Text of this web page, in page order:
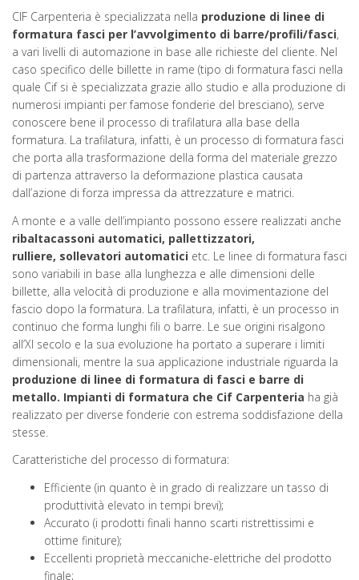
CIF Carpenteria è specializzata nella produzione di linee di
formatura fasci per l’avvolgimento di barre/profili/fasci,
a vari livelli di automazione in base alle richieste del cliente. Nel
caso specifico delle billette in rame (tipo di formatura fasci nella
quale Cif si è specializzata grazie allo studio e alla produzione di
numerosi impianti per famose fonderie del bresciano), serve
conoscere bene il processo di trafilatura alla base della
formatura. La trafilatura, infatti, è un processo di formatura fasci
che porta alla trasformazione della forma del materiale grezzo
di partenza attraverso la deformazione plastica causata
dall’azione di forza impressa da attrezzature e matrici.
A monte e a valle dell’impianto possono essere realizzati anche
ribaltacassoni automatici, pallettizzatori,
rulliere, sollevatori automatici etc. Le linee di formatura fasci
sono variabili in base alla lunghezza e alle dimensioni delle
billette, alla velocità di produzione e alla movimentazione del
fascio dopo la formatura. La trafilatura, infatti, è un processo in
continuo che forma lunghi fili o barre. Le sue origini risalgono
all’XI secolo e la sua evoluzione ha portato a superare i limiti
dimensionali, mentre la sua applicazione industriale riguarda la
produzione di linee di formatura di fasci e barre di
metallo. Impianti di formatura che Cif Carpenteria ha già
realizzato per diverse fonderie con estrema soddisfazione della
stesse.
Caratteristiche del processo di formatura:
Efficiente (in quanto è in grado di realizzare un tasso di
produttività elevato in tempi brevi);
Accurato (i prodotti finali hanno scarti ristrettissimi e
ottime finiture);
Eccellenti proprietà meccaniche-elettriche del prodotto
finale;